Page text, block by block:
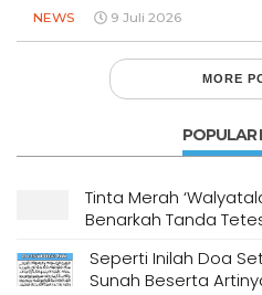
NEWS 9 Juli 2026
MORE
POPULAR
Tinta Merah
Benarkah Tanda
Seperti Inilah Doa
Sunah Beserta